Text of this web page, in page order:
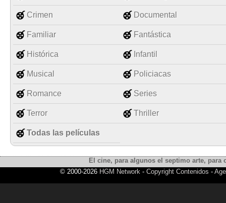
Crimen Documental
Familiar Fantástica
Histórica Infantil
Musical Policiacas
Romance Series
Terror Thriller
Todas las películas
El cine, para algunos el septimo arte,
© 2000-2026 HGM Network- Copyright Contenidos -